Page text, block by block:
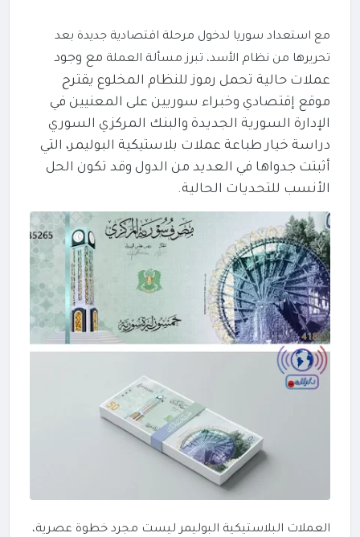
مع استعداد سوريا لدخول مرحلة اقتصادية جديدة بعد
تحريرها من نظام الأسد، تبرز مسألة العملة مع وجود
عملات حالية تحمل رموز للنظام المخلوع يقترح
موقع إقتصادي وخبراء سوريين على المعنيين في
الإدارة السورية الجديدة والبنك المركزي السوري
دراسة خيار طباعة عملات بلاستيكية البوليمر، التي
أثبتت جدواها في العديد من الدول وقد تكون الحل
الأنسب للتحديات الحالية.
العملات البلاستيكية البوليمر ليست مجرد خطوة عصرية،